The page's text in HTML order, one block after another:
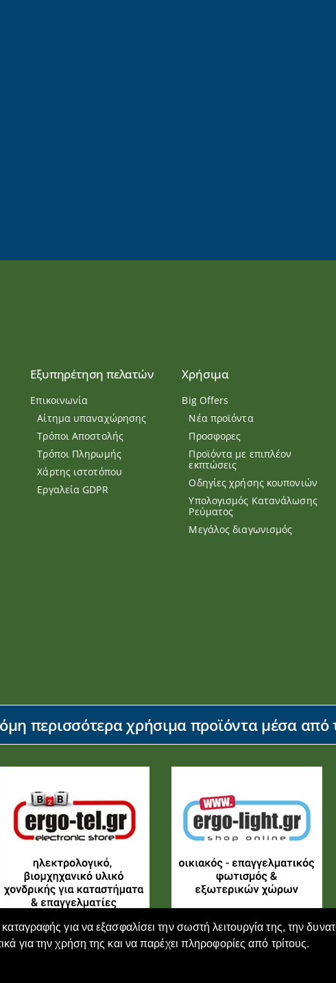
για να εξασφαλίσει την σωστή λειτουργία της, την
για την χρήση της και να παρέχει πληροφορίες από τρίτους.
Εξυπηρέτηση πελατών
Επικοινωνία
Αίτημα υπαναχώρησης
Τρόποι Αποστολής
Τρόποι Πληρωμής
Χάρτης ιστοτόπου
Εργαλεία GDPR
Χρήσιμα
Big Offers
Νέα προϊόντα
Προσφορες
Προϊόντα με επιπλέον
εκπτώσεις
Οδηγίες χρήσης κουπονιών
Υπολογισμός Κατανάλωσης
Ρεύματος
Μεγάλος διαγωνισμός
περισσότερα χρήσιμα προϊόντα μέσα από